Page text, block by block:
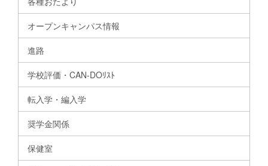
オープンキャンパス情報
進路
学校評価・CAN-DOﾘｽﾄ
転入学・編入学
奨学金関係
保健室